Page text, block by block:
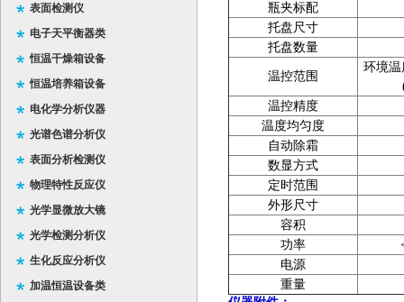
表面检测仪
电子天平衡器类
恒温干燥箱设备
恒温培养箱设备
电化学分析仪器
光谱色谱分析仪
表面分析检测仪
物理特性反应仪
光学显微放大镜
光学检测分析仪
生化反应分析仪
加温恒温设备类
瓶夹标配
托盘尺寸
托盘数量
温控范围
环境温
温控精度
温度均匀度
自动除霜
数显方式
定时范围
外形尺寸
容积
功率
电源
重量